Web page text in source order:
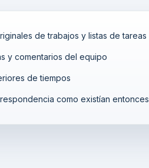
de trabajos y listas de tareas
y comentarios del equipo
de tiempos
como existían entonces